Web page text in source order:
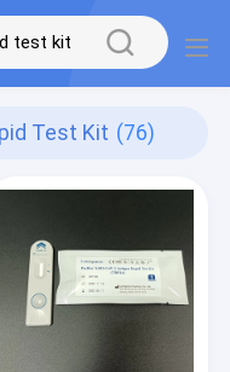
Test Kit (76)